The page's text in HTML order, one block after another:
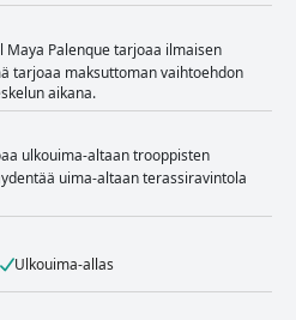
Maya Palenque tarjoaa ilmaisen
tarjoaa maksuttoman vaihtoehdon
aikana.
ulkouima-altaan trooppisten
uima-altaan terassiravintola
Ulkouima-allas